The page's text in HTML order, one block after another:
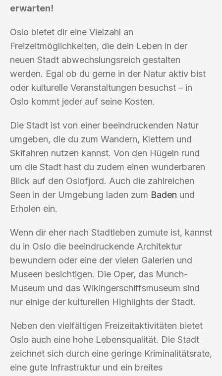
erwarten!
Oslo bietet dir eine Vielzahl an
Freizeitmöglichkeiten, die dein Leben in der
neuen Stadt abwechslungsreich gestalten
werden. Egal ob du gerne in der Natur aktiv bist
oder kulturelle Veranstaltungen besuchst – in
Oslo kommt jeder auf seine Kosten.
Die Stadt ist von einer beeindruckenden Natur
umgeben, die du zum Wandern, Klettern und
Skifahren nutzen kannst. Von den Hügeln rund
um die Stadt hast du zudem einen wunderbaren
Blick auf den Oslofjord. Auch die zahlreichen
Seen in der Umgebung laden zum Baden und
Erholen ein.
Wenn dir eher nach Stadtleben zumute ist, kannst
du in Oslo die beeindruckende Architektur
bewundern oder eine der vielen Galerien und
Museen besichtigen. Die Oper, das Munch-
Museum und das Wikingerschiffsmuseum sind
nur einige der kulturellen Highlights der Stadt.
Neben den vielfältigen Freizeitaktivitäten bietet
Oslo auch eine hohe Lebensqualität. Die Stadt
zeichnet sich durch eine geringe Kriminalitätsrate,
eine gute Infrastruktur und ein breites